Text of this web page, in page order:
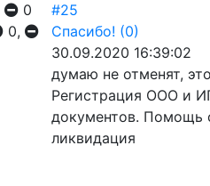
0
0,
#25
Спасибо! (0)
30.09.2020 16:39:02
думаю не отменят,
Регистрация ООО и
документов. Помощь
ликвидация